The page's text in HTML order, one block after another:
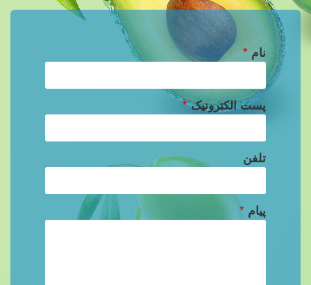
نام *
پست الکترونیک*
تلفن
پیام *